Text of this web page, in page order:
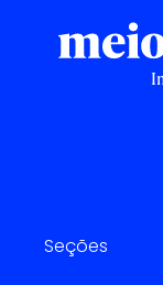
Seções